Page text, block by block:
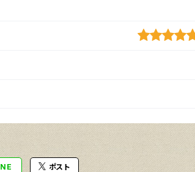
ポスト